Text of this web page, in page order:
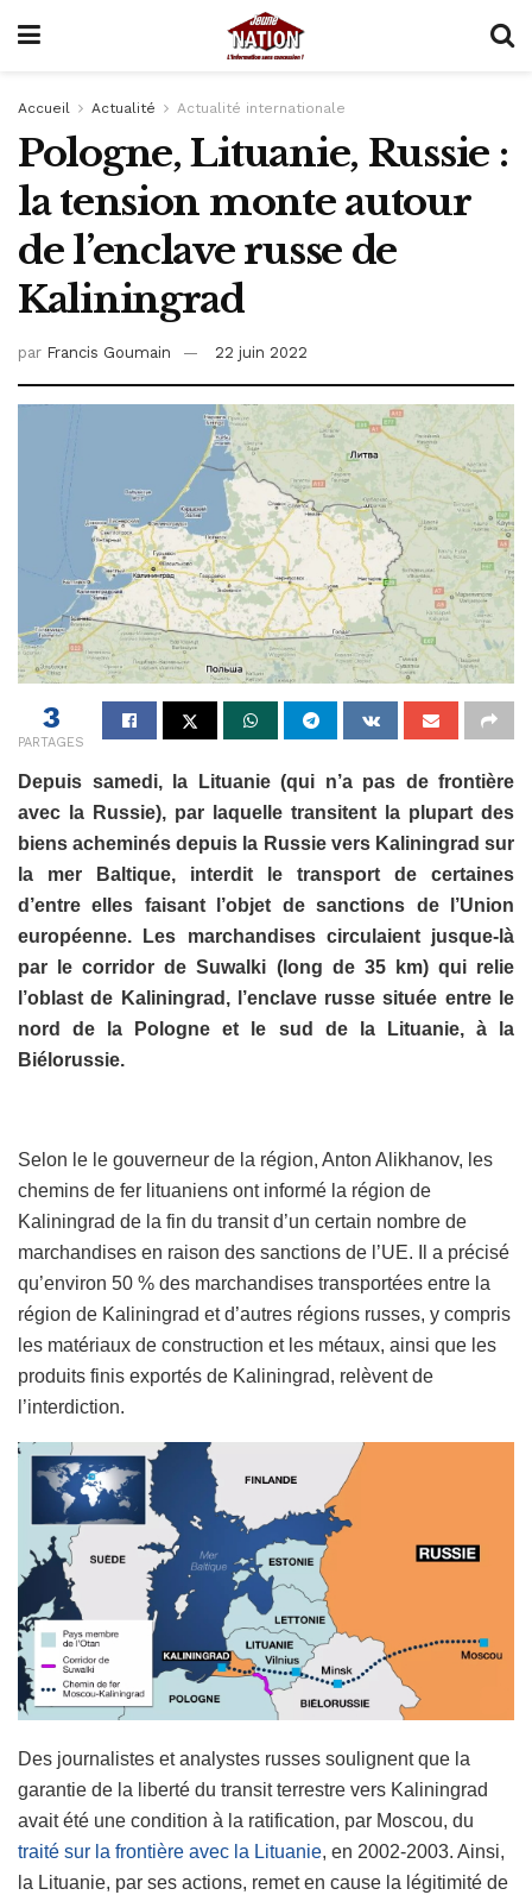
Accueil Actualité Actualité internationale
Pologne, Lituanie, Russie :
la tension monte autour
de l’enclave russe de
Kaliningrad
par Francis Goumain 22 juin 2022
3
PARTAGES
Depuis samedi, la Lituanie (qui n’a pas de frontière
avec la Russie), par laquelle transitent la plupart des
biens acheminés depuis la Russie vers Kaliningrad sur
la mer Baltique, interdit le transport de certaines
d’entre elles faisant l’objet de sanctions de l’Union
européenne. Les marchandises circulaient jusque-là
par le corridor de Suwalki (long de 35 km) qui relie
l’oblast de Kaliningrad, l’enclave russe située entre le
nord de la Pologne et le sud de la Lituanie, à la
Biélorussie.
Selon le le gouverneur de la région, Anton Alikhanov, les
chemins de fer lituaniens ont informé la région de
Kaliningrad de la fin du transit d’un certain nombre de
marchandises en raison des sanctions de l’UE. Il a précisé
qu’environ 50 % des marchandises transportées entre la
région de Kaliningrad et d’autres régions russes, y compris
les matériaux de construction et les métaux, ainsi que les
produits finis exportés de Kaliningrad, relèvent de
l’interdiction.
Des journalistes et analystes russes soulignent que la
garantie de la liberté du transit terrestre vers Kaliningrad
avait été une condition à la ratification, par Moscou, du
traité sur la frontière avec la Lituanie, en 2002-2003. Ainsi,
la Lituanie, par ses actions, remet en cause la légitimité de